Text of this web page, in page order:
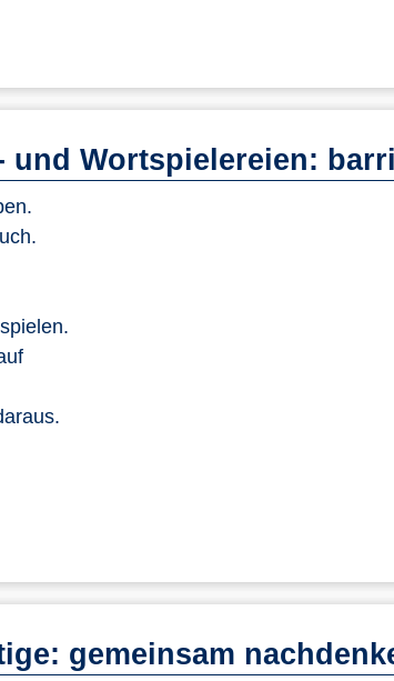
und Wortspielereien:
gemeinsam